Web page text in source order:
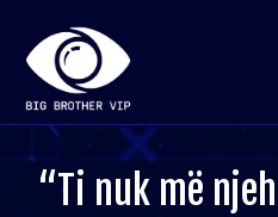
“Ti nuk më